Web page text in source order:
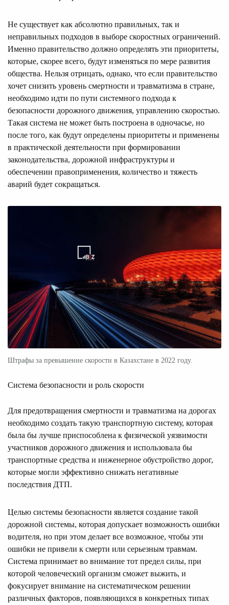
Не существует как абсолютно правильных, так и
неправильных подходов в выборе скоростных ограничений.
Именно правительство должно определять эти приоритеты,
которые, скорее всего, будут изменяться по мере развития
общества. Нельзя отрицать, однако, что если правительство
хочет снизить уровень смертности и травматизма в стране,
необходимо идти по пути системного подхода к
безопасности дорожного движения, управлению скоростью.
Такая система не может быть построена в одночасье, но
после того, как будут определены приоритеты и применены
в практической деятельности при формировании
законодательства, дорожной инфраструктуры и
обеспечении правоприменения, количество и тяжесть
аварий будет сокращаться.
Штрафы за превышение скорости в Казахстане в 2022 году.
Система безопасности и роль скорости
Для предотвращения смертности и травматизма на дорогах
необходимо создать такую транспортную систему, которая
была бы лучше приспособлена к физической уязвимости
участников дорожного движения и использовала бы
транспортные средства и инженерное обустройство дорог,
которые могли эффективно снижать негативные
последствия ДТП.
Целью системы безопасности является создание такой
дорожной системы, которая допускает возможность ошибки
водителя, но при этом делает все возможное, чтобы эти
ошибки не привели к смерти или серьезным травмам.
Система принимает во внимание тот предел силы, при
которой человеческий организм сможет выжить, и
фокусирует внимание на систематическом решении
различных факторов, появляющихся в конкретных типах